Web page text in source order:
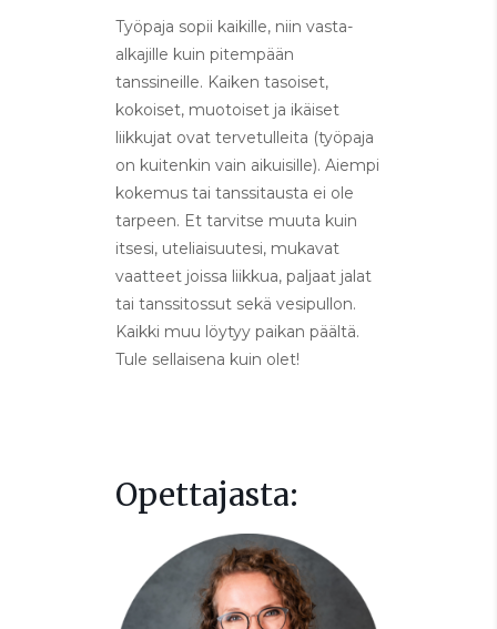
Työpaja sopii kaikille, niin vasta-
alkajille kuin pitempään
tanssineille. Kaiken tasoiset,
kokoiset, muotoiset ja ikäiset
liikkujat ovat tervetulleita (työpaja
on kuitenkin vain aikuisille). Aiempi
kokemus tai tanssitausta ei ole
tarpeen. Et tarvitse muuta kuin
itsesi, uteliaisuutesi, mukavat
vaatteet joissa liikkua, paljaat jalat
tai tanssitossut sekä vesipullon.
Kaikki muu löytyy paikan päältä.
Tule sellaisena kuin olet!
Opettajasta: